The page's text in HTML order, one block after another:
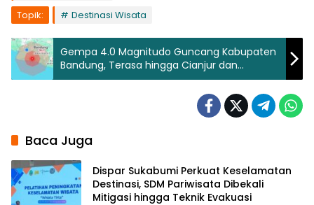
Topik:
Destinasi Wisata
Gempa 4.0 Magnitudo Guncang Kabupaten
Bandung, Terasa hingga Cianjur dan
Sukabumi
Baca Juga
Dispar Sukabumi Perkuat Keselamatan
Destinasi, SDM Pariwisata Dibekali
Mitigasi hingga Teknik Evakuasi